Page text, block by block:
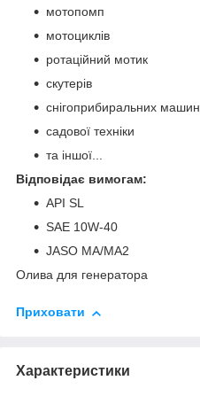
мотопомп
мотоциклів
ротаційний мотик
скутерів
снігоприбиральних машин
садової техніки
та іншої...
Відповідає вимогам:
API SL
SAE 10W-40
JASO MA/MA2
Олива для генератора
Приховати
Характеристики